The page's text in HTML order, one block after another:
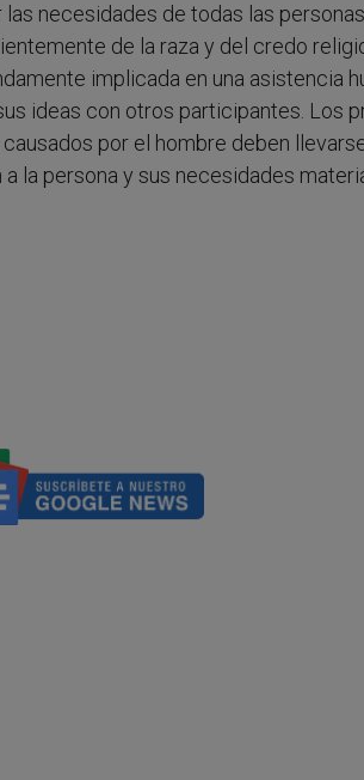
necesidades de todas las
de la raza y del credo
implicada en una asistencia
ideas con otros participantes. Los
por el hombre deben
la persona y sus necesidades